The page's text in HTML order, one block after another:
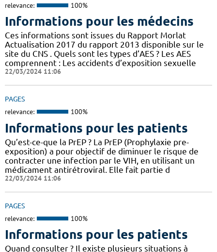
relevance: 100%
Informations pour les médecins
Ces informations sont issues du Rapport Morlat
Actualisation 2017 du rapport 2013 disponible sur le
site du CNS . Quels sont les types d’AES ? Les AES
comprennent : Les accidents d’exposition sexuelle
22/03/2024 11:06
PAGES
relevance: 100%
Informations pour les patients
Qu’est-ce-que la PrEP ? La PrEP (Prophylaxie pre-
exposition) a pour objectif de diminuer le risque de
contracter une infection par le VIH, en utilisant un
médicament antirétroviral. Elle fait partie d
22/03/2024 11:06
PAGES
relevance: 100%
Informations pour les patients
Quand consulter ? Il existe plusieurs situations à